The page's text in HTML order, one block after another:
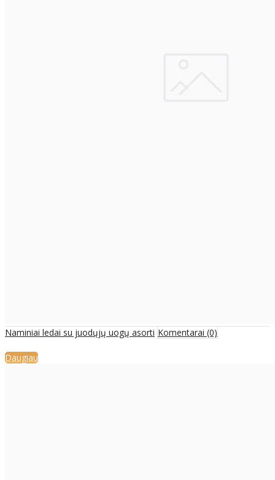
Naminiai ledai su juodųjų uogų asorti Komentarai (0)
Daugiau